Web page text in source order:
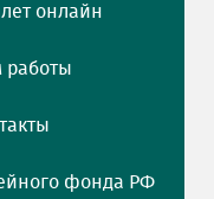
онлайн
работы
фонда РФ